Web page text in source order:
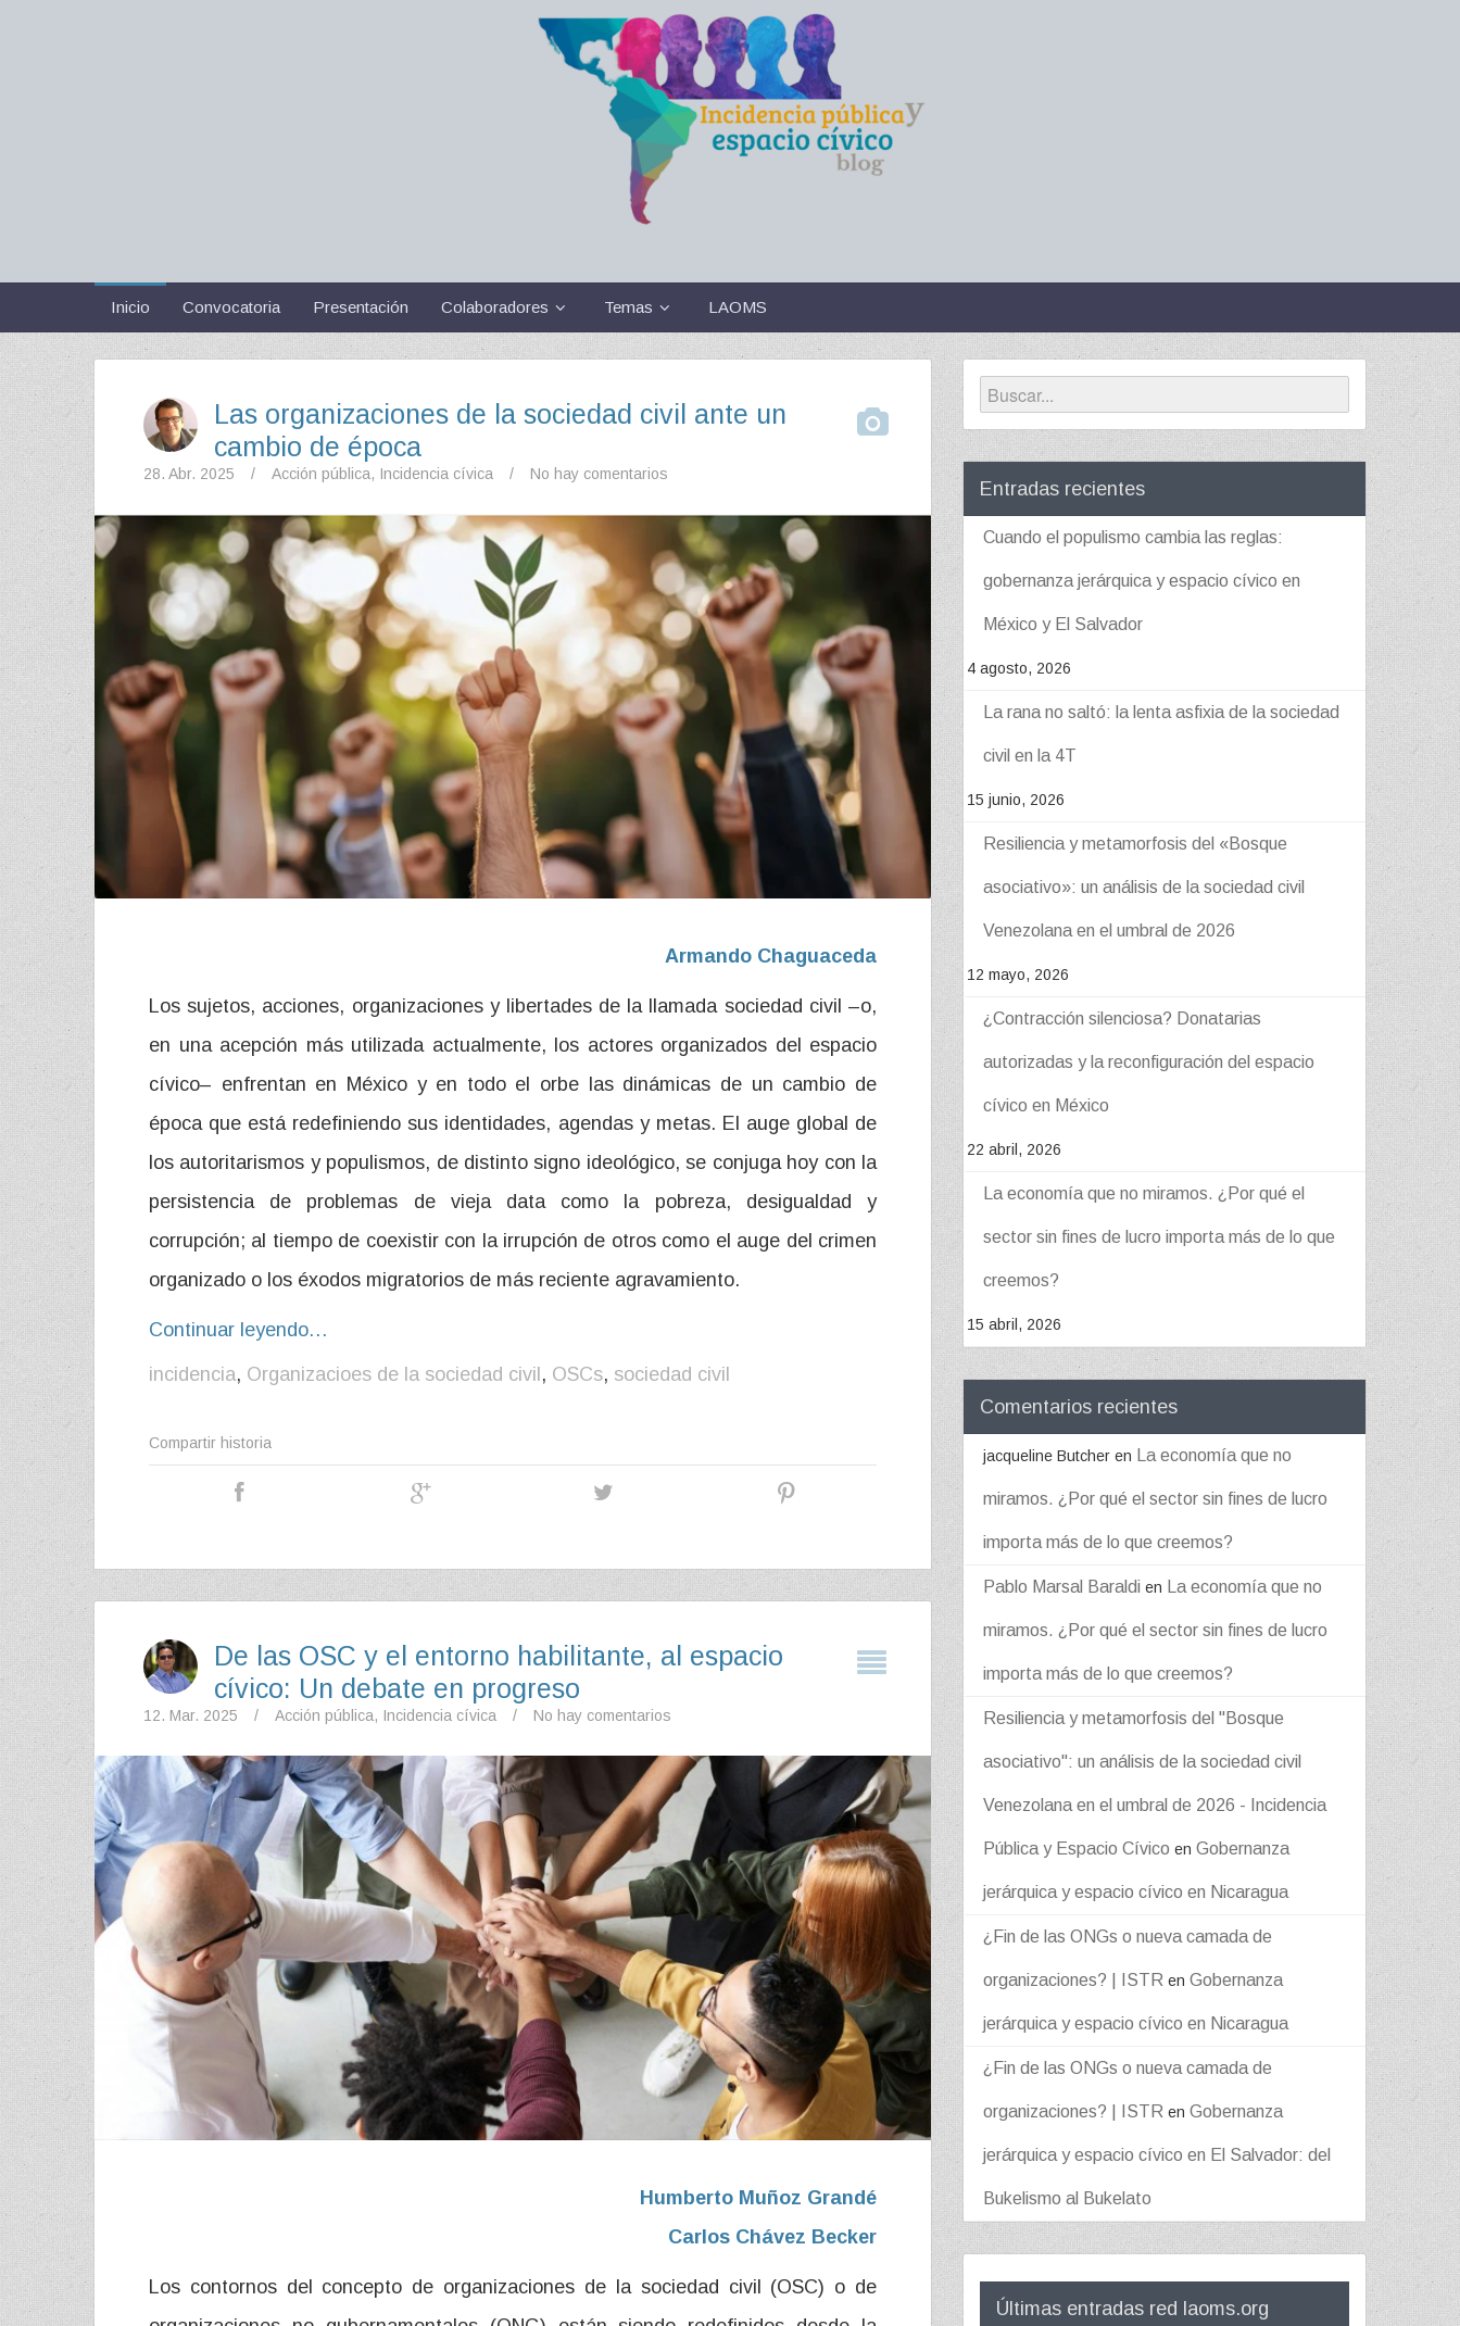
Inicio Convocatoria Presentación Colaboradores Temas LAOMS
Las organizaciones de la sociedad civil ante un
cambio de época
28. Abr. 2025 / Acción pública, Incidencia cívica / No hay comentarios
Armando Chaguaceda
Los sujetos, acciones, organizaciones y libertades de la llamada sociedad civil –o,
en una acepción más utilizada actualmente, los actores organizados del espacio
cívico– enfrentan en México y en todo el orbe las dinámicas de un cambio de
época que está redefiniendo sus identidades, agendas y metas. El auge global de
los autoritarismos y populismos, de distinto signo ideológico, se conjuga hoy con la
persistencia de problemas de vieja data como la pobreza, desigualdad y
corrupción; al tiempo de coexistir con la irrupción de otros como el auge del crimen
organizado o los éxodos migratorios de más reciente agravamiento.
Continuar leyendo…
incidencia, Organizacioes de la sociedad civil , OSCs, sociedad civil
Compartir historia
De las OSC y el entorno habilitante, al espacio
cívico: Un debate en progreso
12. Mar. 2025 / Acción pública, Incidencia cívica / No hay comentarios
Humberto Muñoz Grandé
Carlos Chávez Becker
Los contornos del concepto de organizaciones de la sociedad civil (OSC) o de
Entradas recientes
Cuando el populismo cambia las reglas:
gobernanza jerárquica y espacio cívico en
México y El Salvador
4 agosto, 2026
La rana no saltó: la lenta asfixia de la sociedad
civil en la 4T
15 junio, 2026
Resiliencia y metamorfosis del «Bosque
asociativo»: un análisis de la sociedad civil
Venezolana en el umbral de 2026
12 mayo, 2026
¿Contracción silenciosa? Donatarias
autorizadas y la reconfiguración del espacio
cívico en México
22 abril, 2026
La economía que no miramos. ¿Por qué el
sector sin fines de lucro importa más de lo que
creemos?
15 abril, 2026
Comentarios recientes
jacqueline Butcher en La economía que no
miramos. ¿Por qué el sector sin fines de lucro
importa más de lo que creemos?
Pablo Marsal Baraldi en La economía que no
miramos. ¿Por qué el sector sin fines de lucro
importa más de lo que creemos?
Resiliencia y metamorfosis del "Bosque
asociativo": un análisis de la sociedad civil
Venezolana en el umbral de 2026 - Incidencia
Pública y Espacio Cívico en Gobernanza
jerárquica y espacio cívico en Nicaragua
¿Fin de las ONGs o nueva camada de
organizaciones? | ISTR en Gobernanza
jerárquica y espacio cívico en Nicaragua
¿Fin de las ONGs o nueva camada de
organizaciones? | ISTR en Gobernanza
jerárquica y espacio cívico en El Salvador: del
Bukelismo al Bukelato
Últimas entradas red laoms.org